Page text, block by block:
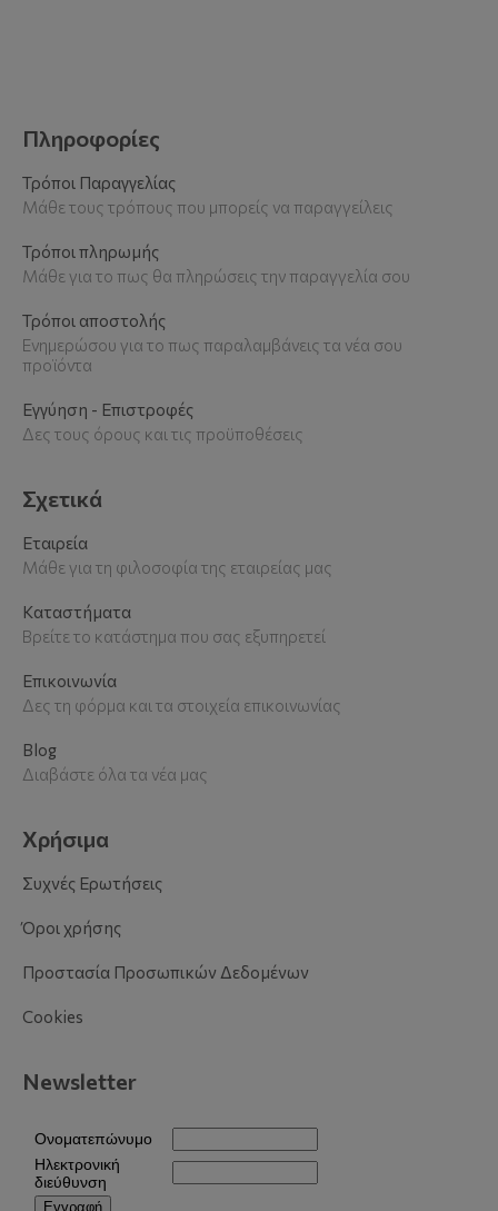
Πληροφορίες
Τρόποι Παραγγελίας
Μάθε τους τρόπους που μπορείς να παραγγείλεις
Τρόποι πληρωμής
Μάθε για το πως θα πληρώσεις την παραγγελία σου
Τρόποι αποστολής
Ενημερώσου για το πως παραλαμβάνεις τα νέα σου
προϊόντα
Εγγύηση - Επιστροφές
Δες τους όρους και τις προϋποθέσεις
Σχετικά
Εταιρεία
Μάθε για τη φιλοσοφία της εταιρείας μας
Καταστήματα
Βρείτε το κατάστημα που σας εξυπηρετεί
Επικοινωνία
Δες τη φόρμα και τα στοιχεία επικοινωνίας
Blog
Διαβάστε όλα τα νέα μας
Χρήσιμα
Συχνές Ερωτήσεις
Όροι χρήσης
Προστασία Προσωπικών Δεδομένων
Cookies
Newsletter